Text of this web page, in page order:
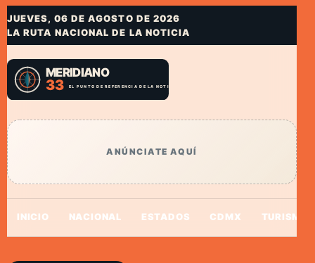
JUEVES, 06 DE AGOSTO DE 2026
LA RUTA NACIONAL DE LA NOTICIA
ANÚNCIATE AQUÍ
INICIO NACIONAL ESTADOS CDMX TURISMO